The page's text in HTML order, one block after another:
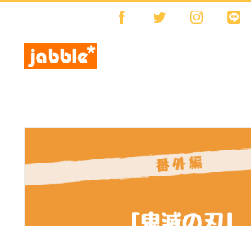
content
FacebookTwitterInstagram
LINE